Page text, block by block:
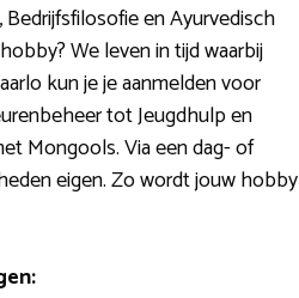
en Ayurvedisch
We leven in tijd waarbij
kun je je aanmelden voor
tot Jeugdhulp en
Mongools. Via een dag- of
eigen. Zo wordt jouw hobby